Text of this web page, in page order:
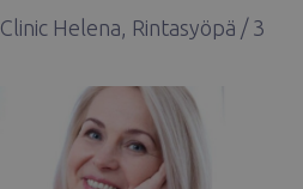
Clinic Helena Rintasyöpä / 3